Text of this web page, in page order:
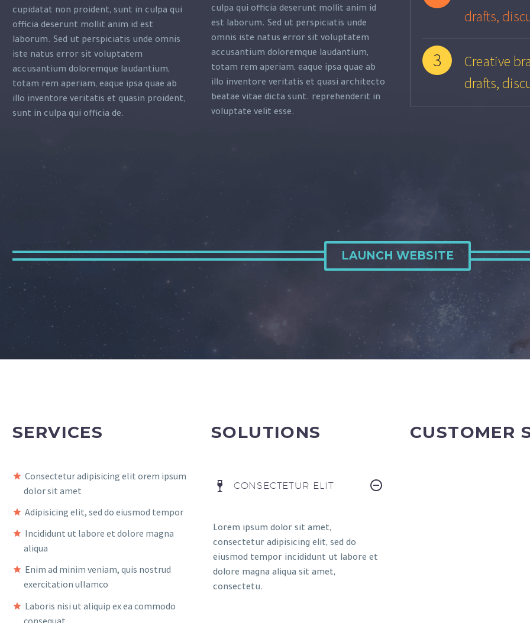
cupidatat non proident, sunt in culpa qui
officia deserunt mollit anim id est
laborum. Sed ut perspiciatis unde omnis
iste natus error sit voluptatem
accusantium doloremque laudantium,
totam rem aperiam, eaque ipsa quae ab
illo inventore veritatis et quasin proident,
sunt in culpa qui officia de.
culpa qui officia deserunt mollit anim id
est laborum. Sed ut perspiciatis unde
omnis iste natus error sit voluptatem
accusantium doloremque laudantium,
totam rem aperiam, eaque ipsa quae ab
illo inventore veritatis et quasi architecto
beatae vitae dicta sunt. reprehenderit in
voluptate velit esse.
drafts,
3
Creative
drafts,
LAUNCH WEBSITE
SERVICES
Consectetur adipisicing elit orem ipsum
dolor sit amet
Adipisicing elit, sed do eiusmod tempor
Incididunt ut labore et dolore magna
aliqua
Enim ad minim veniam, quis nostrud
exercitation ullamco
Laboris nisi ut aliquip ex ea commodo
consequat
SOLUTIONS
CONSECTETUR ELIT
Lorem ipsum dolor sit amet,
consectetur adipisicing elit, sed do
eiusmod tempor incididunt ut labore et
dolore magna aliqua sit amet,
consectetu.
CUSTOMER